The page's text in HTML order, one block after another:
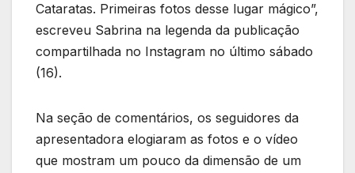
Cataratas. Primeiras fotos desse lugar mágico”,
escreveu Sabrina na legenda da publicação
compartilhada no Instagram no último sábado
(16).
Na seção de comentários, os seguidores da
apresentadora elogiaram as fotos e o vídeo
que mostram um pouco da dimensão de um